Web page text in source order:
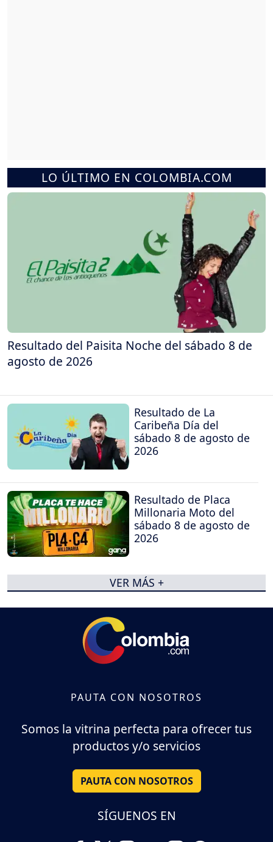
LO ÚLTIMO EN COLOMBIA.COM
Resultado del Paisita Noche del sábado 8 de
agosto de 2026
Resultado de La
Caribeña Día del
sábado 8 de agosto de
2026
Resultado de Placa
Millonaria Moto del
sábado 8 de agosto de
2026
VER MÁS +
PAUTA CON NOSOTROS
Somos la vitrina perfecta para ofrecer tus
productos y/o servicios
PAUTA CON NOSOTROS
SÍGUENOS EN